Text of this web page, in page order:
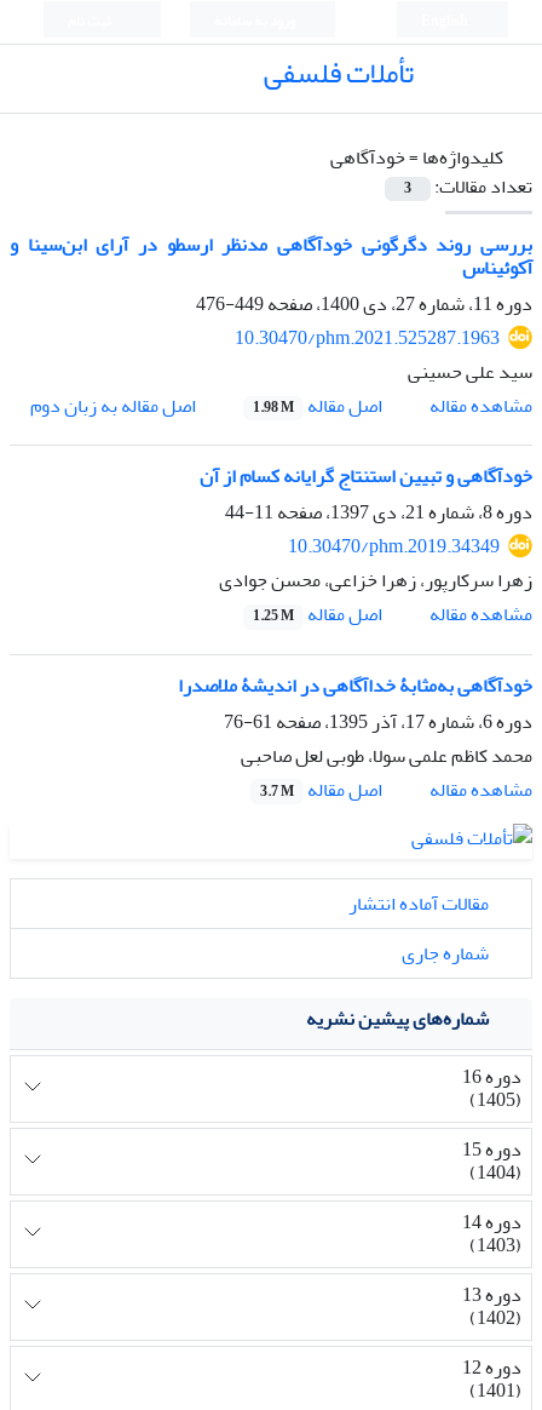
تأملات فلسفی
کلیدواژه‌ها =خودآگاهی
تعداد مقالات:
3
بررسی روند دگرگونی خودآگاهی مدنظر ارسطو در آرای ابن‌سینا و
آکوئیناس
دوره 11، شماره 27، دی 1400، صفحه
449-476
10.30470/phm.2021.525287.1963
سید علی حسینی
مشاهده مقاله
اصل مقاله 1.98 M
اصل مقاله به زبان دوم
خودآگاهی و تبیین استنتاج گرایانه کسام از آن
دوره 8، شماره 21، دی 1397، صفحه
11-44
10.30470/phm.2019.34349
زهرا سرکارپور، زهرا خزاعی، محسن جوادی
مشاهده مقاله
اصل مقاله 1.25 M
خودآگاهی به‌مثابۀ خداآگاهی در اندیشۀ ملاصدرا
دوره 6، شماره 17، آذر 1395، صفحه
61-76
محمد کاظم علمی سولا، طوبی لعل صاحبی
مشاهده مقاله
اصل مقاله 3.7 M
مقالات آماده انتشار
شماره جاری
شماره‌های پیشین نشریه
دوره 16
(1405)
دوره 15
(1404)
دوره 14
(1403)
دوره 13
(1402)
دوره 12
(1401)